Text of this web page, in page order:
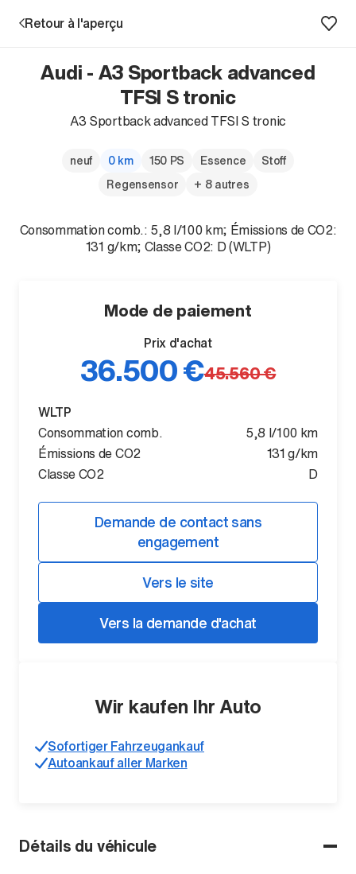
Prestations
Succursales
Recherche d'un véhicule
Entreprise & Carrière
Retour à l'aperçu
Détails du véhicule
Audi - A3 Sportback advanced
TFSI S tronic
A3 Sportback advanced TFSI S tronic
neuf 0 km 150 PS Essence
Stoff
Regensensor
+ 8 autres
Consommation comb.: 5,8 l/100 km; Émissions de CO2:
131 g/km; Classe CO2: D (WLTP)
Mode de paiement
Prix d'achat
36.500 €45.560 €
WLTP
Consommation comb.
5,8 l/100 km
Émissions de CO2
131 g/km
Classe CO2
D
Demande de contact sans
engagement
Vers le site
Vers la demande d'achat
Wir kaufen Ihr Auto
Sofortiger Fahrzeugankauf
Autoankauf aller Marken